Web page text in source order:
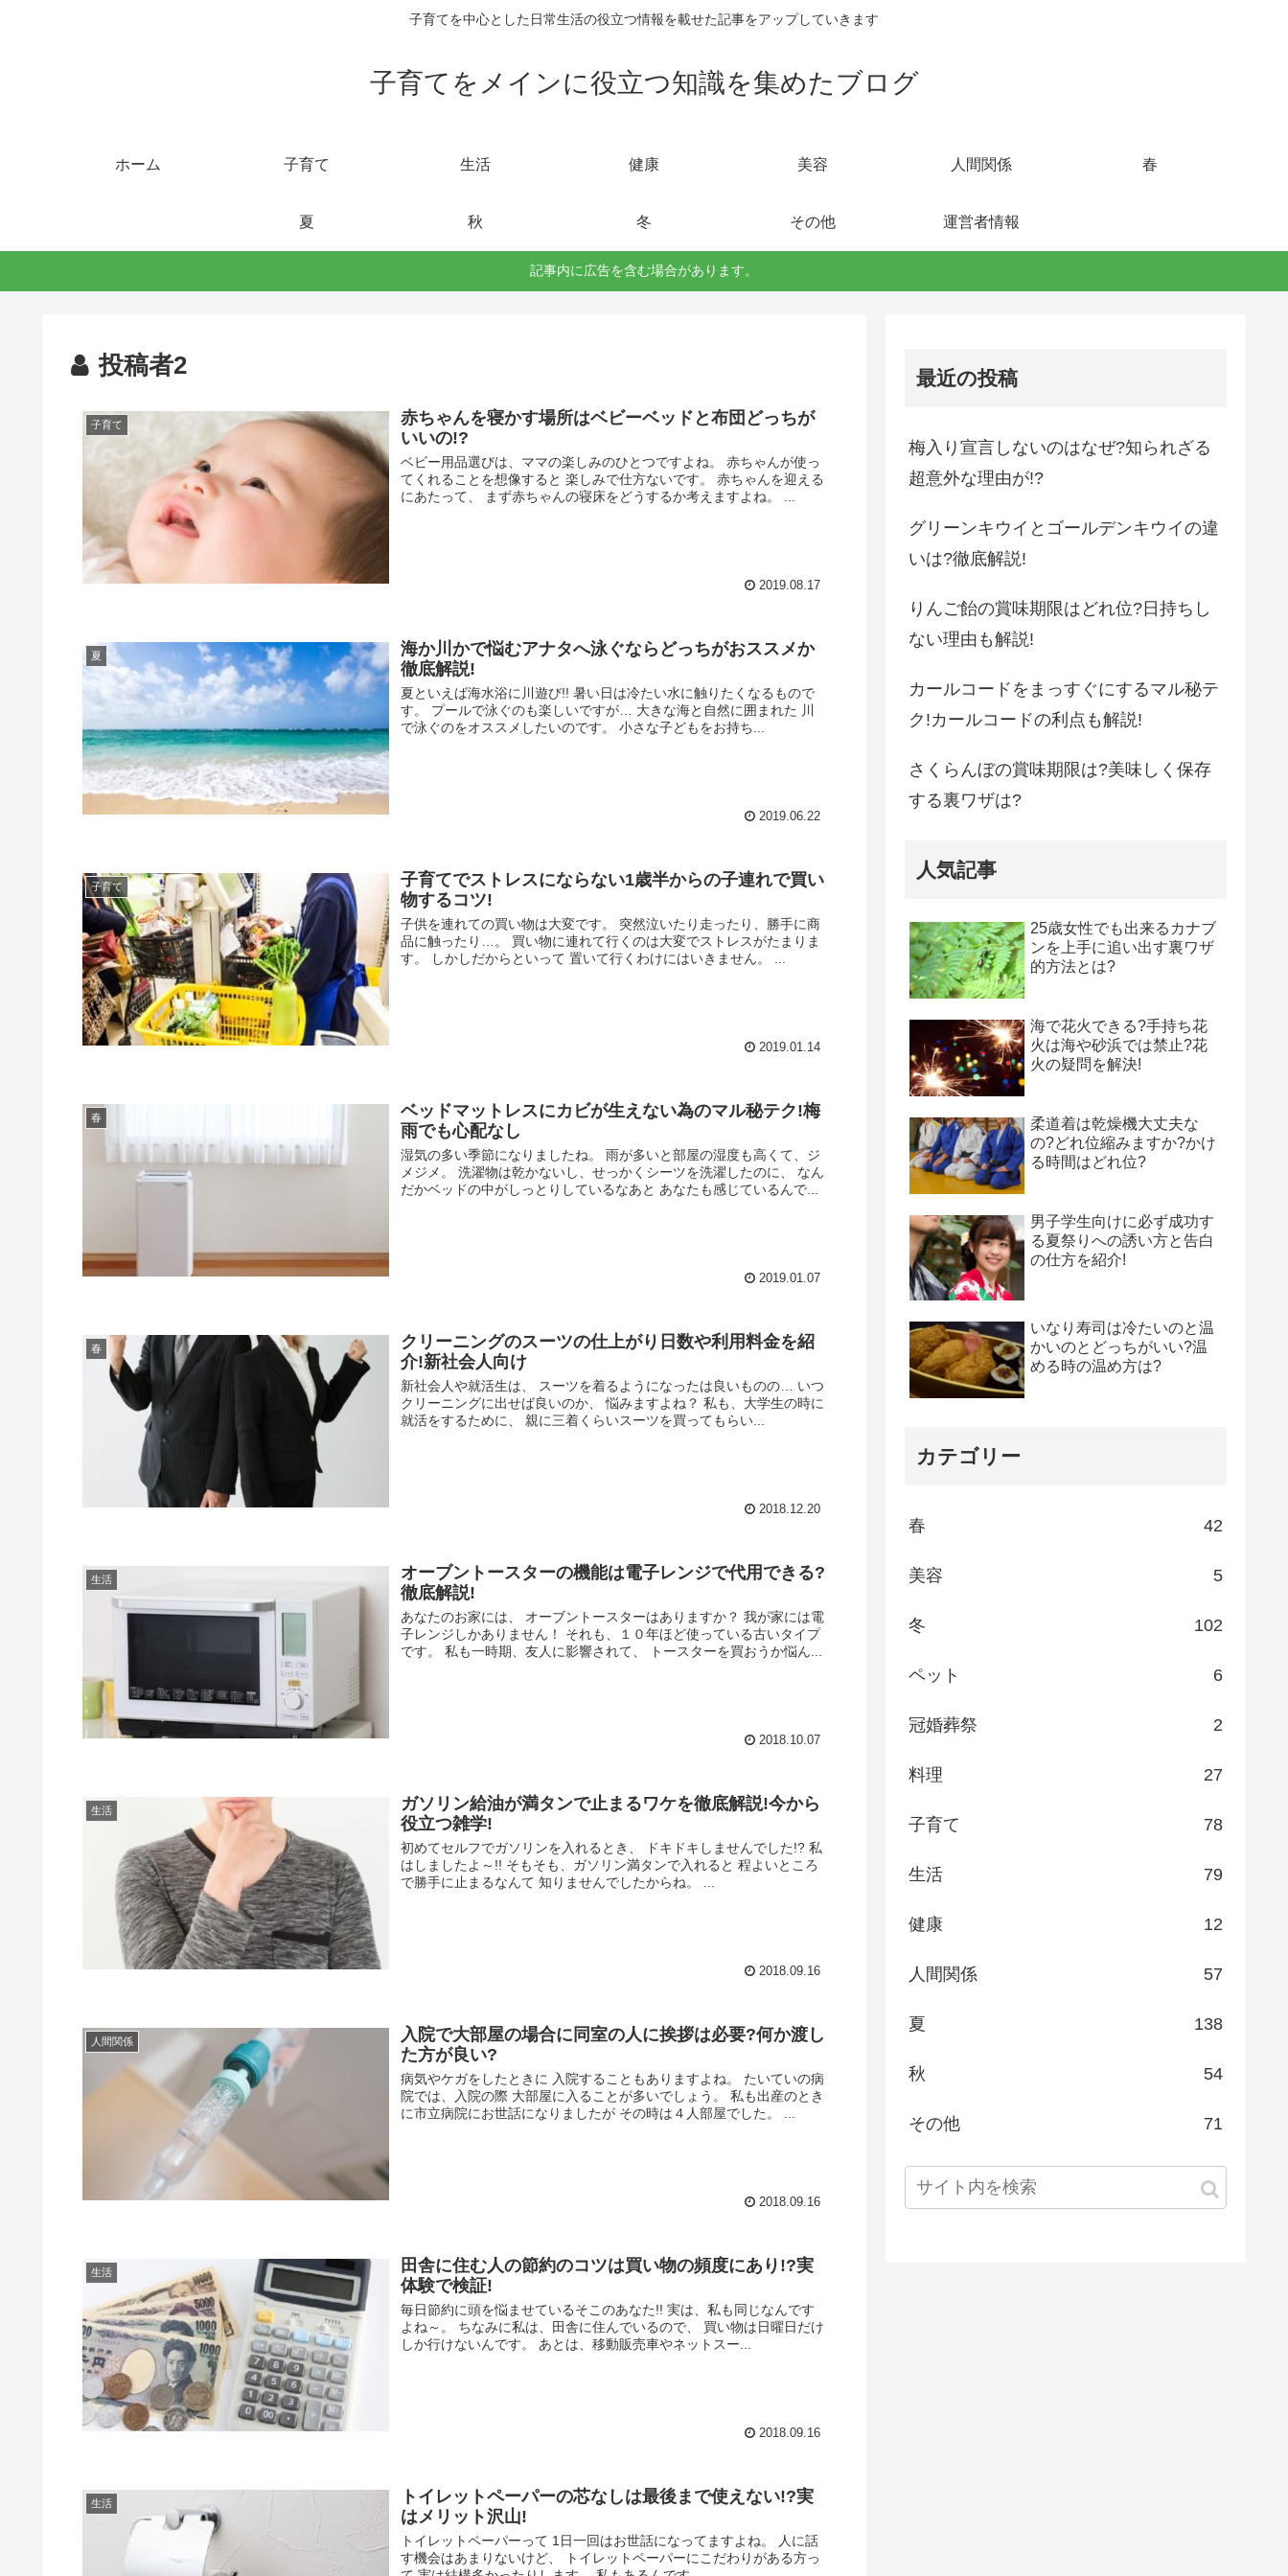
子育てを中心とした日常生活の役立つ情報を載せた記事をアップしていきます
子育てをメインに役立つ知識を集めたブログ
ホーム 子育て 生活 健康 美容 人間関係 春
夏 秋 冬 その他 運営者情報
記事内に広告を含む場合があります。
投稿者2
子育て
赤ちゃんを寝かす場所はベビーベッドと布団どっちが
いいの!?
ベビー用品選びは、ママの楽しみのひとつですよね。 赤ちゃんが使っ
てくれることを想像すると 楽しみで仕方ないです。 赤ちゃんを迎える
にあたって、 まず赤ちゃんの寝床をどうするか考えますよね。 ...
2019.08.17
夏
海か川かで悩むアナタへ泳ぐならどっちがおススメか
徹底解説!
夏といえば海水浴に川遊び!! 暑い日は冷たい水に触りたくなるもので
す。 プールで泳ぐのも楽しいですが… 大きな海と自然に囲まれた 川
で泳ぐのをオススメしたいのです。 小さな子どもをお持ち...
2019.06.22
子育て
子育てでストレスにならない1歳半からの子連れで買い
物するコツ!
子供を連れての買い物は大変です。 突然泣いたり走ったり、勝手に商
品に触ったり…。 買い物に連れて行くのは大変でストレスがたまりま
す。 しかしだからといって 置いて行くわけにはいきません。 ...
2019.01.14
春
ベッドマットレスにカビが生えない為のマル秘テク!梅
雨でも心配なし
湿気の多い季節になりましたね。 雨が多いと部屋の湿度も高くて、ジ
メジメ。 洗濯物は乾かないし、せっかくシーツを洗濯したのに、 なん
だかベッドの中がしっとりしているなあと あなたも感じているんで...
2019.01.07
春
クリーニングのスーツの仕上がり日数や利用料金を紹
介!新社会人向け
新社会人や就活生は、 スーツを着るようになったは良いものの… いつ
クリーニングに出せば良いのか、 悩みますよね？ 私も、大学生の時に
就活をするために、 親に三着くらいスーツを買ってもらい...
2018.12.20
生活
オーブントースターの機能は電子レンジで代用できる?
徹底解説!
あなたのお家には、 オーブントースターはありますか？ 我が家には電
子レンジしかありません！ それも、１０年ほど使っている古いタイプ
です。 私も一時期、友人に影響されて、 トースターを買おうか悩ん...
2018.10.07
生活
ガソリン給油が満タンで止まるワケを徹底解説!今から
役立つ雑学!
初めてセルフでガソリンを入れるとき、 ドキドキしませんでした!? 私
はしましたよ～!! そもそも、ガソリン満タンで入れると 程よいところ
で勝手に止まるなんて 知りませんでしたからね。 ...
2018.09.16
人間関係
入院で大部屋の場合に同室の人に挨拶は必要?何か渡し
た方が良い?
病気やケガをしたときに 入院することもありますよね。 たいていの病
院では、入院の際 大部屋に入ることが多いでしょう。 私も出産のとき
に市立病院にお世話になりましたが その時は４人部屋でした。 ...
2018.09.16
生活
田舎に住む人の節約のコツは買い物の頻度にあり!?実
体験で検証!
毎日節約に頭を悩ませているそこのあなた!! 実は、私も同じなんです
よね～。 ちなみに私は、田舎に住んでいるので、 買い物は日曜日だけ
しか行けないんです。 あとは、移動販売車やネットスー...
2018.09.16
生活
トイレットペーパーの芯なしは最後まで使えない!?実
はメリット沢山!
トイレットペーパーって 1日一回はお世話になってますよね。 人に話
す機会はあまりないけど、 トイレットペーパーにこだわりがある方っ
最近の投稿
梅入り宣言しないのはなぜ?知られざる
超意外な理由が!?
グリーンキウイとゴールデンキウイの違
いは?徹底解説!
りんご飴の賞味期限はどれ位?日持ちし
ない理由も解説!
カールコードをまっすぐにするマル秘テ
ク!カールコードの利点も解説!
さくらんぼの賞味期限は?美味しく保存
する裏ワザは?
人気記事
25歳女性でも出来るカナブ
ンを上手に追い出す裏ワザ
的方法とは?
海で花火できる?手持ち花
火は海や砂浜では禁止?花
火の疑問を解決!
柔道着は乾燥機大丈夫な
の?どれ位縮みますか?かけ
る時間はどれ位?
男子学生向けに必ず成功す
る夏祭りへの誘い方と告白
の仕方を紹介!
いなり寿司は冷たいのと温
かいのとどっちがいい?温
める時の温め方は?
カテゴリー
春 42
美容 5
冬 102
ペット 6
冠婚葬祭 2
料理 27
子育て 78
生活 79
健康 12
人間関係 57
夏 138
秋 54
その他 71